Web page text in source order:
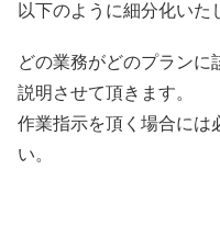
以下のように細分化いた
どの業務がどのプランに
説明させて頂きます。
作業指示を頂く場合には
い。